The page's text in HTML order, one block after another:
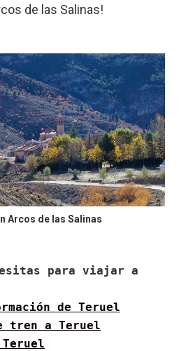
de las Salinas!
Arcos de las Salinas
para viajar a
de Teruel
tren a Teruel
Teruel